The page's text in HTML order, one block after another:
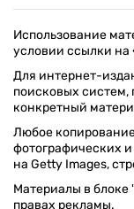
Использование
условии ссылки на
Для интернет-
поисковых систем,
конкретный
Любое
фотографических
на Getty Images,
Материалы в
правах рекламы.